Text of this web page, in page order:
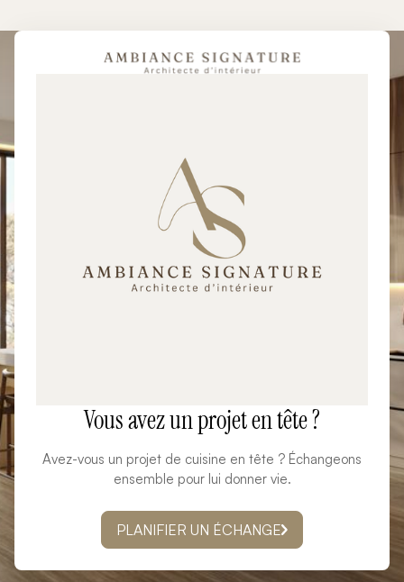
Vous avez un projet en tête ?
Avez-vous un projet de cuisine en tête ? Échangeons
ensemble pour lui donner vie.
PLANIFIER UN ÉCHANGE